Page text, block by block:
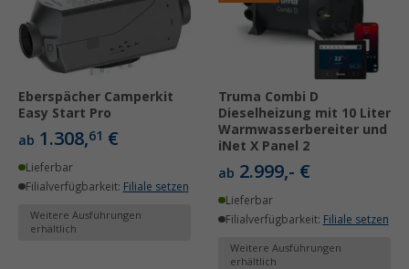
Eberspächer Camperkit
Easy Start Pro
ab 1.308,61 €
Lieferbar
Filialverfügbarkeit: Filiale setzen
Weitere Ausführungen
erhältlich
Truma Combi D
Dieselheizung mit 10 Liter
Warmwasserbereiter und
iNet X Panel 2
ab 2.999,- €
Lieferbar
Filialverfügbarkeit: Filiale setzen
Weitere Ausführungen
erhältlich